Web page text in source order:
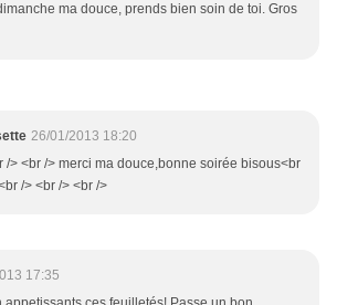
ma douce, prends bien soin de toi. Gros
26/01/2013 18:20
/> <br /> merci ma douce,bonne soirée bisous<br
/> <br /> <br />
17:35